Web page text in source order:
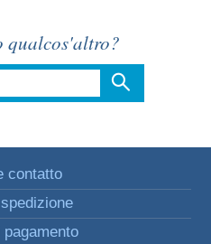
qualcos'altro?
contatto